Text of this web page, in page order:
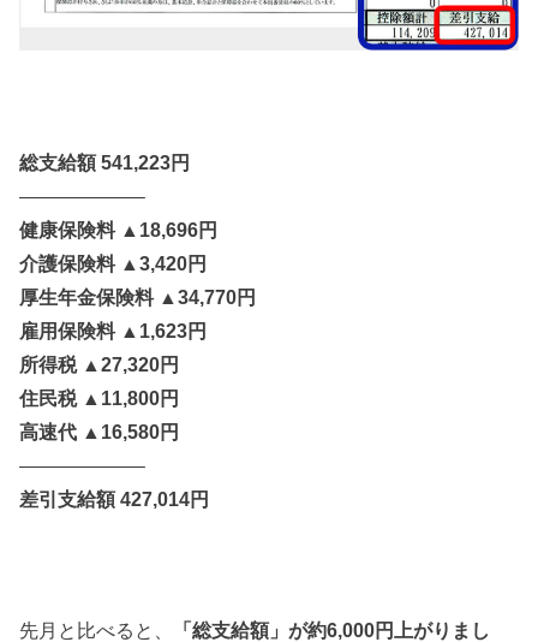
総支給額 541,223円
——————–
健康保険料 ▲18,696円
介護保険料 ▲3,420円
厚生年金保険料 ▲34,770円
雇用保険料 ▲1,623円
所得税 ▲27,320円
住民税 ▲11,800円
高速代 ▲16,580円
——————–
差引支給額 427,014円
先月と比べると、
「総支給額」が約6,000円上がりまし